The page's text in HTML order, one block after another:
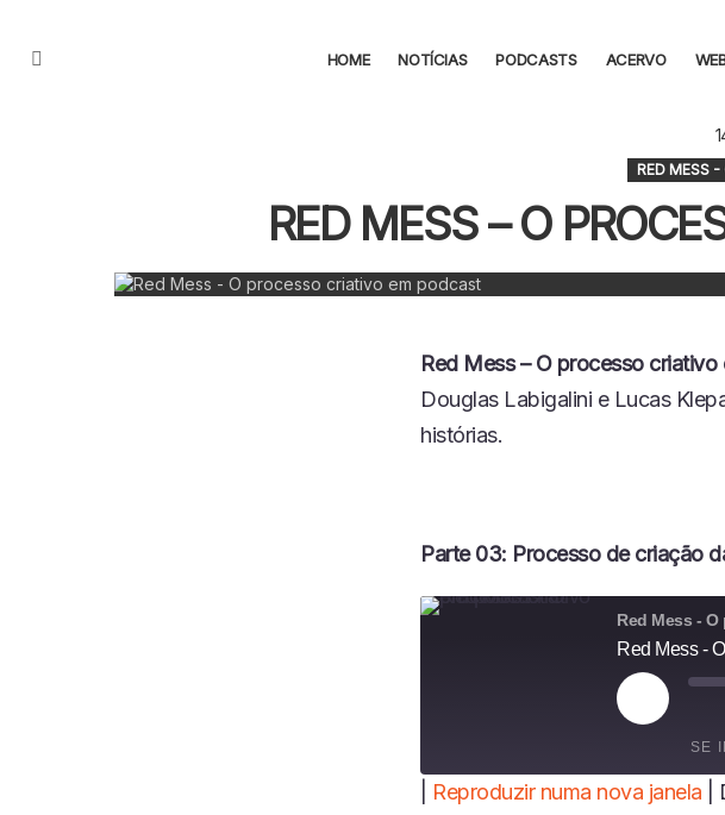
HOME NOTÍCIAS PODCASTS ACERVO
RED MESS
RED MESS – O
Red Mess – O processo
Douglas Labigalini e Lucas
histórias.
Parte 03: Processo de criação
Red Mess -
Red Mess -
R
O
SE
Reproduzir numa nova janela